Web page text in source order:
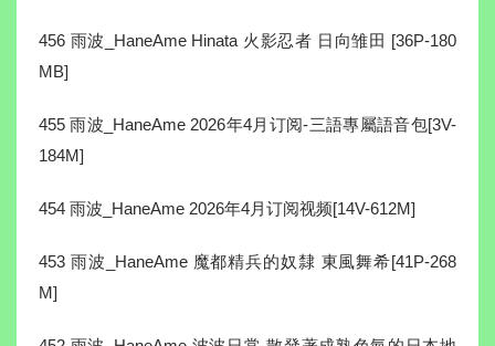
456 雨波_HaneAme Hinata 火影忍者 日向雏田 [36P-180
MB]
455 雨波_HaneAme 2026年4月订阅-三語專屬語音包[3V-
184M]
454 雨波_HaneAme 2026年4月订阅视频[14V-612M]
453 雨波_HaneAme 魔都精兵的奴隸 東風舞希[41P-268
M]